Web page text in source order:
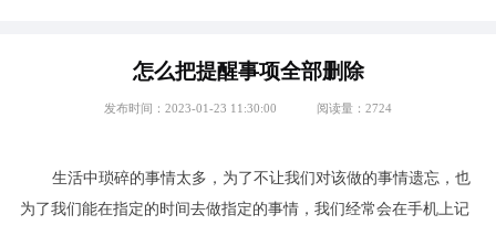
怎么把提醒事项全部删除
发布时间：2023-01-23 11:30:00 阅读量：2724
生活中琐碎的事情太多，为了不让我们对该做的事情遗忘，也
为了我们能在指定的时间去做指定的事情，我们经常会在手机上记